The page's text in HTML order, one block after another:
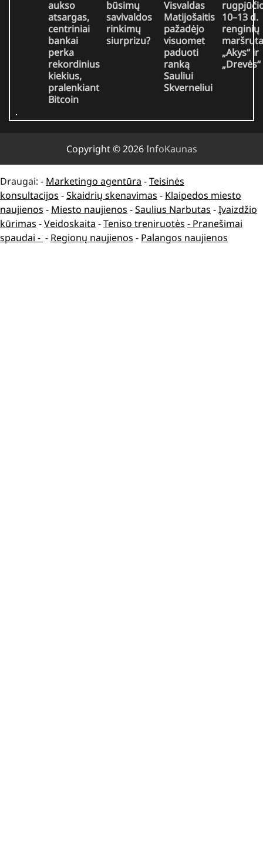
aukso
atsargas,
centriniai
bankai
perka
rekordinius
kiekius,
pralenkiant
Bitcoin
būsimų
savivaldos
rinkimų
siurprizu?
Visvaldas
Matijošaitis
pažadėjo
visuomet
paduoti
ranką
Sauliui
Skverneliui
10–13 d.
renginių
„Akys“ ir
„Drevės“
Copyright © 2026InfoKaunas
Draugai: - Marketingo agentūra -Teisinės
konsultacijos -Skaidrių skenavimas - Klaipedos miesto
naujienos - Miesto naujienos -Saulius Narbutas -Įvaizdžio
kūrimas -Veidoskaita -Teniso treniruotės - Pranešimai
spaudai - - Regionų naujienos - Palangos naujienos